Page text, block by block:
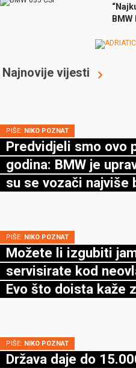
BMW
Najnovije vijesti
PIŠE: NIKO POZNAT
Predvidjeli smo ovo
godina: BMW je
su se vozači najviše
PIŠE: NIKO POZNAT
Možete li izgubiti
servisirate kod
Evo što doista kaže
PIŠE: NIKO POZNAT
Država daje do